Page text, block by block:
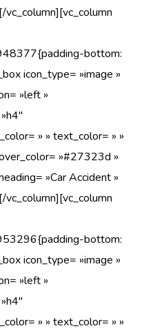
bottom:
icon_type= »image »
»left »
» » text_color= » »
»#27323d »
»Car Accident »
bottom:
icon_type= »image »
»left »
» » text_color= » »